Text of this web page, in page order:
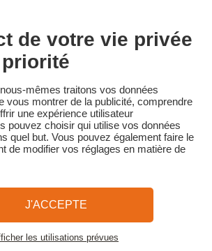
sont calculées sur la base du barème
plus avant la date de début du séjour :
30 jours avant la date de début du séjour :
de souscrire l'assurance annulation de
Assurances. Souscrivez au moment de la
24h suivant votre réservation par
et Charte de Confidentialité
Plan du site
de votre vie privée
mêmes traitons vos données
vous montrer de la publicité, comprendre
une expérience utilisateur
pouvez choisir qui utilise vos données
quel but. Vous pouvez également faire le
de modifier vos réglages en matière de
J'ACCEPTE
les utilisations prévues